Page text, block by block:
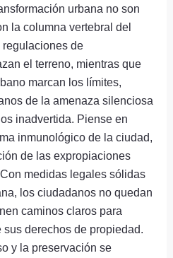
urbana no son
la columna vertebral del
de
el terreno, mientras que
marcan los límites,
de la amenaza silenciosa
inadvertida. Piense en
inmunológico de la ciudad,
de las expropiaciones
medidas legales sólidas
los ciudadanos no quedan
caminos claros para
derechos de propiedad.
y la preservación se